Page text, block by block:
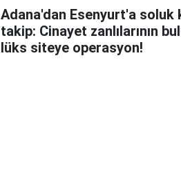
Adana'dan Esenyurt'a soluk
takip: Cinayet zanlılarının
lüks siteye operasyon!